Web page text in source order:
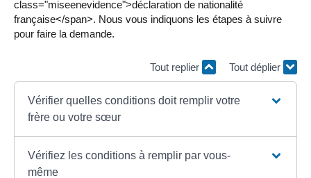
class="miseenevidence">déclaration de nationalité
française</span>. Nous vous indiquons les étapes à suivre
pour faire la demande.
Tout replier Tout déplier
Vérifier quelles conditions doit remplir votre
frère ou votre sœur
Vérifiez les conditions à remplir par vous-
même